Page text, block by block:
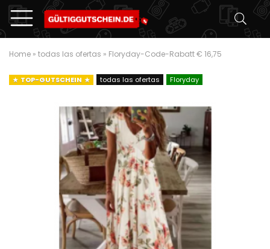
Home » todas las ofertas » Floryday-Code-Rabatt € 16,75
TOP-GUTSCHEIN todas las ofertas Floryday